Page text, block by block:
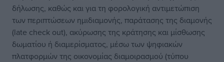
δήλωσης, καθώς και για τη φορολογική αντιμετώπιση
των περιπτώσεων ημιδιαμονής, παράτασης της διαμονής
(late check out), ακύρωσης της κράτησης και μίσθωσης
δωματίου ή διαμερίσματος, μέσω των ψηφιακών
πλατφορμών της οικονομίας διαμοιρασμού (τύπου